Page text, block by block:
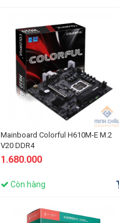
Mainboard Colorful H610M-E M.2
V20 DDR4
1.680.000
Còn hàng